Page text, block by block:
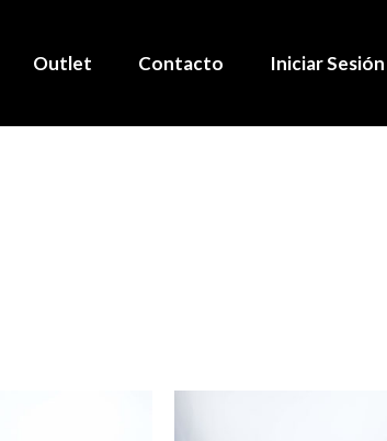
Outlet Contacto Iniciar Sesión